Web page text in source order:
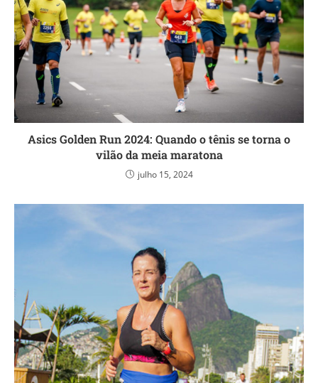
Asics Golden Run 2024: Quando o tênis se torna o
vilão da meia maratona
julho 15, 2024